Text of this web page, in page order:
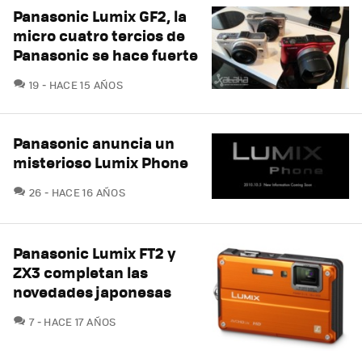
Panasonic Lumix GF2, la
micro cuatro tercios de
Panasonic se hace fuerte
19 COMENTARIOS
HACE 15 AÑOS
Panasonic anuncia un
misterioso Lumix Phone
26 COMENTARIOS
HACE 16 AÑOS
Panasonic Lumix FT2 y
ZX3 completan las
novedades japonesas
7COMENTARIOS
HACE 17 AÑOS